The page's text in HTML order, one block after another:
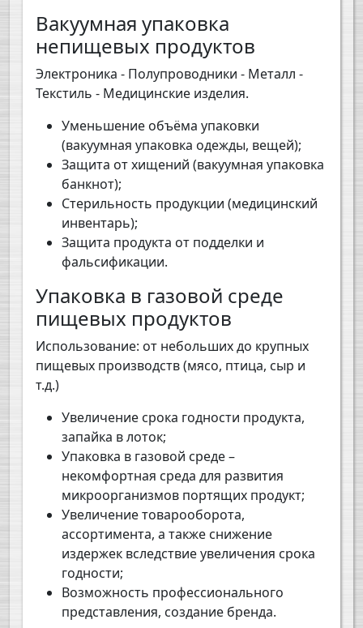
Вакуумная упаковка
непищевых продуктов
Электроника - Полупроводники - Металл -
Текстиль - Медицинские изделия.
Уменьшение объёма упаковки
(вакуумная упаковка одежды, вещей);
Защита от хищений (вакуумная упаковка
банкнот);
Стерильность продукции (медицинский
инвентарь);
Защита продукта от подделки и
фальсификации.
Упаковка в газовой среде
пищевых продуктов
Использование: от небольших до крупных
пищевых производств (мясо, птица, сыр и
т.д.)
Увеличение срока годности продукта,
запайка в лоток;
Упаковка в газовой среде –
некомфортная среда для развития
микроорганизмов портящих продукт;
Увеличение товарооборота,
ассортимента, а также снижение
издержек вследствие увеличения срока
годности;
Возможность профессионального
представления, создание бренда.